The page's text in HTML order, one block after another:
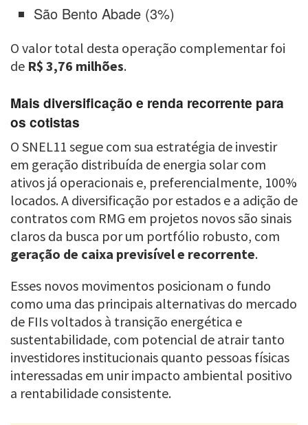
São Bento Abade (3%)
O valor total desta operação complementar foi
de R$ 3,76 milhões.
Mais diversificação e renda recorrente para
os cotistas
O SNEL11 segue com sua estratégia de investir
em geração distribuída de energia solar com
ativos já operacionais e, preferencialmente, 100%
locados. A diversificação por estados e a adição de
contratos com RMG em projetos novos são sinais
claros da busca por um portfólio robusto, com
geração de caixa previsível e recorrente.
Esses novos movimentos posicionam o fundo
como uma das principais alternativas do mercado
de FIIs voltados à transição energética e
sustentabilidade, com potencial de atrair tanto
investidores institucionais quanto pessoas físicas
interessadas em unir impacto ambiental positivo
a rentabilidade consistente.